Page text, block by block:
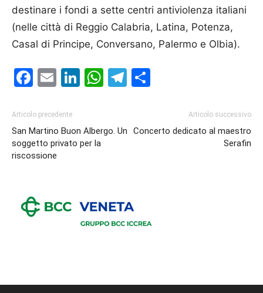
destinare i fondi a sette centri antiviolenza italiani
(nelle città di Reggio Calabria, Latina, Potenza,
Casal di Principe, Conversano, Palermo e Olbia).
Facebook
EmailLinkedIn
WhatsApp
Telegram
Articolo precedente
San Martino Buon Albergo. Un
soggetto privato per la
riscossione
Articolo successivo
Concerto dedicato al maestro
Serafin